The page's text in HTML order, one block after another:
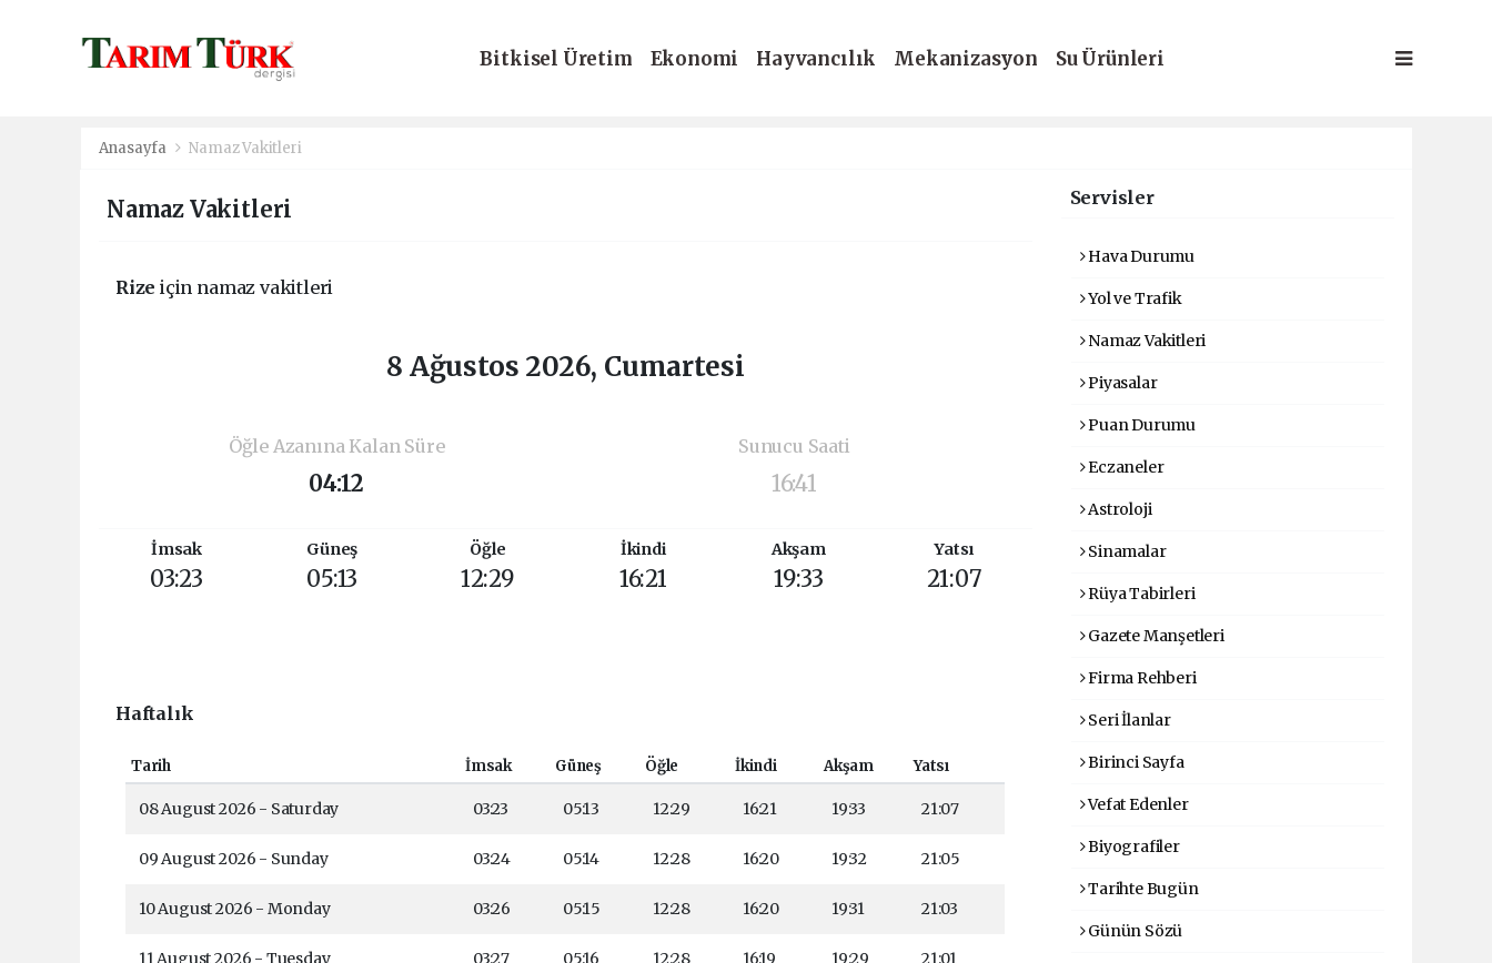
Bitkisel Üretim Ekonomi Hayvancılık Mekanizasyon
Su Ürünleri
Anasayfa Namaz Vakitleri
Namaz Vakitleri
Rize için namaz vakitleri
8 Ağustos 2026, Cumartesi
Öğle Azanına Kalan Süre
04:12
Sunucu Saati
16:41
İmsak
03:23
Güneş
05:13
Öğle
12:29
İkindi
16:21
Akşam
19:33
Yatsı
21:07
Haftalık
Tarih İmsak Güneş Öğle İkindi Akşam Yatsı
08 August 2026 - Saturday 03:23 05:13 12:29 16:21 19:33 21:07
09 August 2026 - Sunday 03:24 05:14 12:28 16:20 19:32 21:05
10 August 2026 - Monday 03:26 05:15 12:28 16:20 19:31 21:03
11 August 2026 - Tuesday 03:27 05:16 12:28 16:19 19:29 21:01
Servisler
Hava Durumu
Yol ve Trafik
Namaz Vakitleri
Piyasalar
Puan Durumu
Eczaneler
Astroloji
Sinamalar
Rüya Tabirleri
Gazete Manşetleri
Firma Rehberi
Seri İlanlar
Birinci Sayfa
Vefat Edenler
Biyografiler
Tarihte Bugün
Günün Sözü